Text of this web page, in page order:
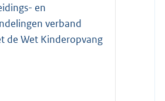
en
verband
de Wet Kinderopvang